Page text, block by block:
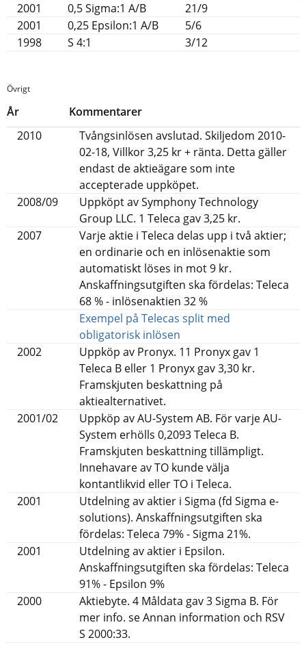
2001 0,5 Sigma:1 A/B
21/9
2001
0,25 Epsilon:1 A/B
5/6
1998
S 4:1 3/12
Övrigt
År
Kommentarer
2010
Tvångsinlösen avslutad. Skiljedom 2010-
02-18, Villkor 3,25 kr + ränta. Detta gäller
endast de aktieägare som inte
accepterade uppköpet.
2008/09
Uppköpt av Symphony Technology
Group LLC. 1 Teleca gav 3,25 kr.
2007
Varje aktie i Teleca delas upp i två aktier;
en ordinarie och en inlösenaktie som
automatiskt löses in mot 9 kr.
Anskaffningsutgiften ska fördelas: Teleca
68 % - inlösenaktien 32 %
Exempel på Telecas split med
obligatorisk inlösen
2002
Uppköp av Pronyx. 11 Pronyx gav 1
Teleca B eller 1 Pronyx gav 3,30 kr.
Framskjuten beskattning på
aktiealternativet.
2001/02
Uppköp av AU-System AB. För varje AU-
System erhölls 0,2093 Teleca B.
Framskjuten beskattning tillämpligt.
Innehavare av TO kunde välja
kontantlikvid eller TO i Teleca.
2001
Utdelning av aktier i Sigma (fd Sigma e-
solutions). Anskaffningsutgiften ska
fördelas: Teleca 79% - Sigma 21%.
2001
Utdelning av aktier i Epsilon.
Anskaffningsutgiften ska fördelas: Teleca
91% - Epsilon 9%
2000
Aktiebyte. 4 Måldata gav 3 Sigma B. För
mer info. se Annan information och RSV
S 2000:33.